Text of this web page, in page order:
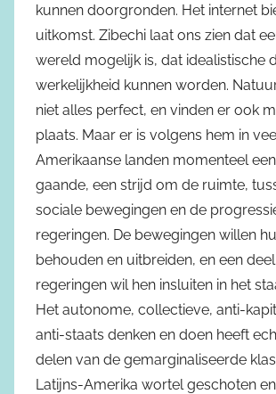
kunnen doorgronden. Het internet
uitkomst. Zibechi laat ons zien dat
wereld mogelijk is, dat idealistische
werkelijkheid kunnen worden.
niet alles perfect, en vinden er ook
plaats. Maar er is volgens hem in
Amerikaanse landen momenteel
gaande, een strijd om de ruimte,
sociale bewegingen en de
regeringen. De bewegingen willen
behouden en uitbreiden, en een
regeringen wil hen insluiten in het
Het autonome, collectieve, anti-
anti-staats denken en doen heeft
delen van de gemarginaliseerde
Latijns-Amerika wortel geschoten